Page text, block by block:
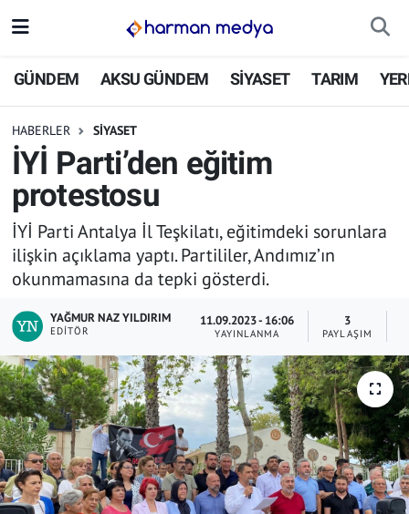
GÜNDEM AKSU GÜNDEM SİYASET TARIM
HABERLER SİYASET
İYİ Parti’den eğitim
protestosu
İYİ Parti Antalya İl Teşkilatı, eğitimdeki sorunlara
ilişkin açıklama yaptı. Partililer, Andımız’ın
okunmamasına da tepki gösterdi.
YAĞMUR NAZ YILDIRIM
EDITÖR
11.09.2023 - 16:06
YAYINLANMA
3
PAYLAŞIM
GÜNDEM
SİYASET
TARIM
YEREL YÖNETİMLER
SPOR
SAĞLIK
YAŞAM
İstanbul Nöbetçi Eczaneler
İstanbul Trafik Yoğunluk Haritası
Süper Lig Puan Durumu ve Fikstür
Tüm Manşetler